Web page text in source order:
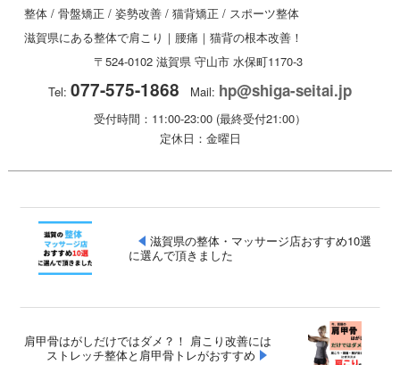
整体 / 骨盤矯正 / 姿勢改善 / 猫背矯正 / スポーツ整体
滋賀県にある整体で肩こり｜腰痛｜猫背の根本改善！
〒524-0102 滋賀県 守山市 水保町1170-3
Tel:077-575-1868 Mail: hp@shiga-seitai.jp
受付時間：11:00-23:00 (最終受付21:00）
定休日：金曜日
滋賀県の整体・マッサージ店おすすめ10選
に選んで頂きました
肩甲骨はがしだけではダメ？！ 肩こり改善には
ストレッチ整体と肩甲骨トレがおすすめ